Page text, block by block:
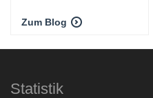
Zum Blog
Statistik